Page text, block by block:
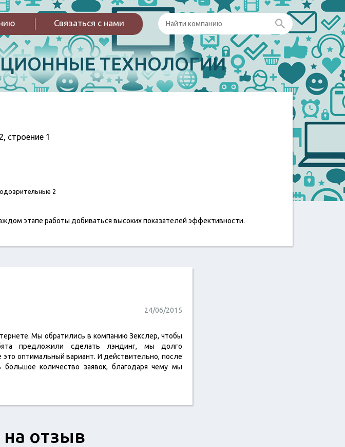
Связаться с нами
ТЕХНОЛОГИИ
строение 1
2
этапе работы добиваться высоких показателей эффективности.
24/06/2015
Мы обратились в компанию Зекслер, чтобы
предложили сделать лэндинг, мы долго
оптимальный вариант. И действительно, после
большое количество заявок, благодаря чему мы
на отзыв